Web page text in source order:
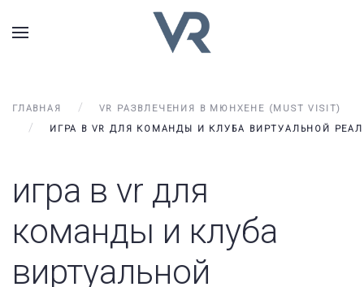
ГЛАВНАЯ
VR РАЗВЛЕЧЕНИЯ В МЮНХЕНЕ (MUST VISIT)
ИГРА В VR ДЛЯ КОМАНДЫ И КЛУБА ВИРТУАЛЬНОЙ
игра в vr для
команды и клуба
виртуальной